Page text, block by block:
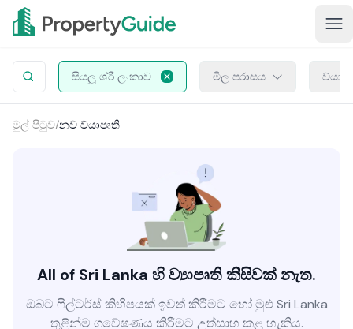
සියලු ශ්රී ලංකාව මිල පරාසය
මුල් පිටුව/නව ව්යාපෘති
All of Sri Lanka හි ව්‍යාපෘති කිසිවක් නැත.
ඔබට ෆිල්ටර්ස් කිහිපයක් ඉවත් කිරීමට හෝ මුළු Sri Lanka
තුළින්ම ගවේෂණය කිරීමට උත්සාහ කළ හැකිය.